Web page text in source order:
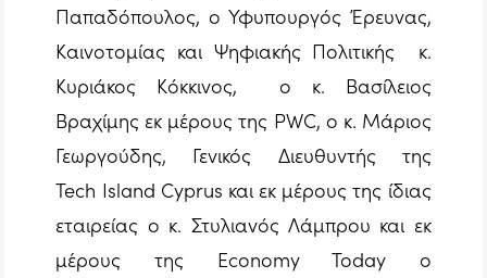
Παπαδόπουλος, ο Υφυπουργός Έρευνας,
Καινοτομίας και Ψηφιακής Πολιτικής κ.
Κυριάκος Κόκκινος, ο κ. Βασίλειος
Βραχίμης εκ μέρους της PWC, ο κ. Mάριος
Γεωργούδης, Γενικός Διευθυντής της
Tech Island Cyprus και εκ μέρους της ίδιας
εταιρείας ο κ. Στυλιανός Λάμπρου και εκ
μέρους της Economy Today ο